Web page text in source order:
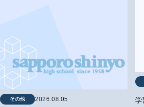
その他 2026.08.05
学